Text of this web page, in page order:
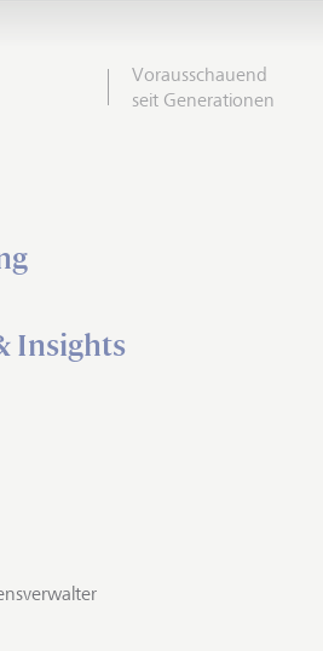
Vorausschauend
seit Generationen
Insights